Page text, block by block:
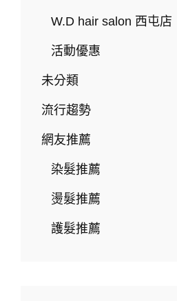
完
海
秒
張
臉，
氛
圍
感
直
接
拉
滿
W.D-
W.D hair salon 西屯店
活動優惠
未分類
流行趨勢
網友推薦
染髮推薦
燙髮推薦
護髮推薦